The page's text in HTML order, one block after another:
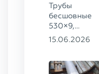
Трубы
бесшовные
530×9,
530×10 ст.
15.06.2026